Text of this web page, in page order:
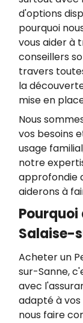
d'options
pourquoi
vous aider à
conseillers
travers
la
mise en
Nous
vos besoins
usage
notre
approfondie
aiderons à
Salaise-
Acheter un
sur-Sanne,
avec
adapté à vos
nous faire